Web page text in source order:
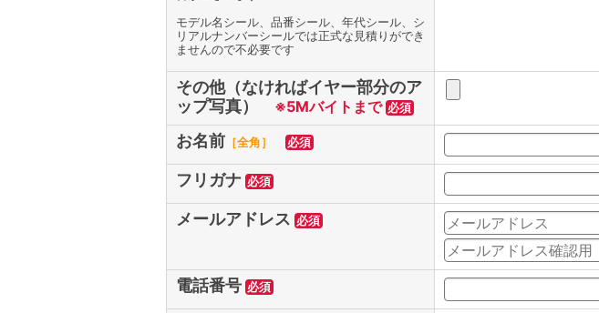
モデル名シール、品番シール、年代シール、シ
リアルナンバーシールでは正式な見積りができ
ませんので不必要です
その他（なければイヤー部分のア
ップ写真） ※5Mバイトまで 必須
お名前 ［全角］ 必須
フリガナ 必須
メールアドレス 必須
電話番号 必須